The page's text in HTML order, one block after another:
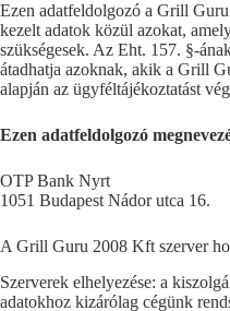
Ezen adatfeldolgozó a Grill
kezelt adatok közül azokat,
szükségesek. Az Eht. 157. §-
átadhatja azoknak, akik a Grill
alapján az ügyféltájékoztatást
Ezen adatfeldolgozó
OTP Bank Nyrt
1051 Budapest Nádor utca 16.
A Grill Guru 2008 Kft szerver
Szerverek elhelyezése: a
adatokhoz kizárólag cégünk